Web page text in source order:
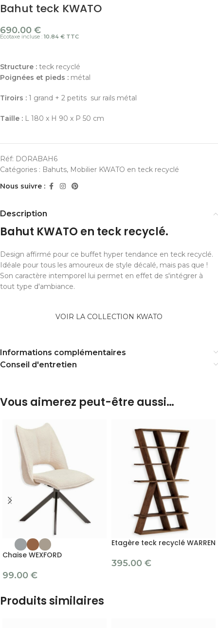
Bahut teck KWATO
690.00 €
Ecotaxe incluse : 10.84 € TTC
Structure : teck recyclé
Poignées et pieds : métal
Tiroirs : 1 grand + 2 petits sur rails métal
Taille : L 180 x H 90 x P 50 cm
Réf: DORABAH6
Catégories : Bahuts, Mobilier KWATO en teck recyclé
Nous suivre :
Description
Bahut KWATO en teck recyclé.
Design affirmé pour ce buffet hyper tendance en teck recyclé.
Idéale pour tous les amoureux de style décalé, mais pas que !
Son caractère intemporel lui permet en effet de s'intégrer à
tout type d'ambiance.
VOIR LA COLLECTION KWATO
Informations complémentaires
Conseil d'entretien
Vous aimerez peut-être aussi…
Chaise WEXFORD
99.00 €
Etagère teck recyclé WARREN
395.00 €
Produits similaires